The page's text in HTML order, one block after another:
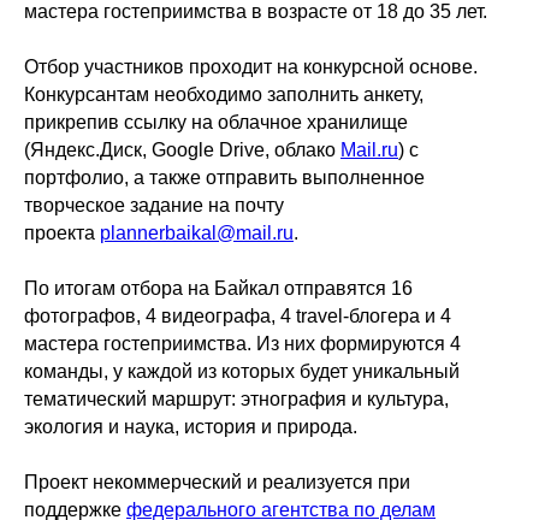
мастера гостеприимства в возрасте от 18 до 35 лет.
Отбор участников проходит на конкурсной основе.
Конкурсантам необходимо заполнить анкету,
прикрепив ссылку на облачное хранилище
(Яндекс.Диск, Google Drive, облако Mail.ru) с
портфолио, а также отправить выполненное
творческое задание на почту
проекта plannerbaikal@mail.ru.
По итогам отбора на Байкал отправятся 16
фотографов, 4 видеографа, 4 travel-блогера и 4
мастера гостеприимства. Из них формируются 4
команды, у каждой из которых будет уникальный
тематический маршрут: этнография и культура,
экология и наука, история и природа.
Проект некоммерческий и реализуется при
поддержке федерального агентства по делам